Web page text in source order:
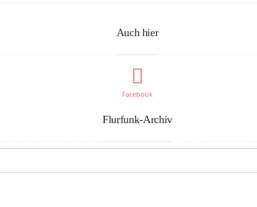
Auch hier
Facebook
Flurfunk-Archiv